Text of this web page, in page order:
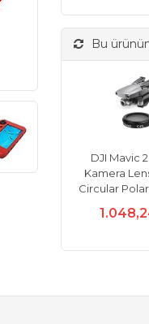
Bu
DJI Mavic
Kamera
Circular